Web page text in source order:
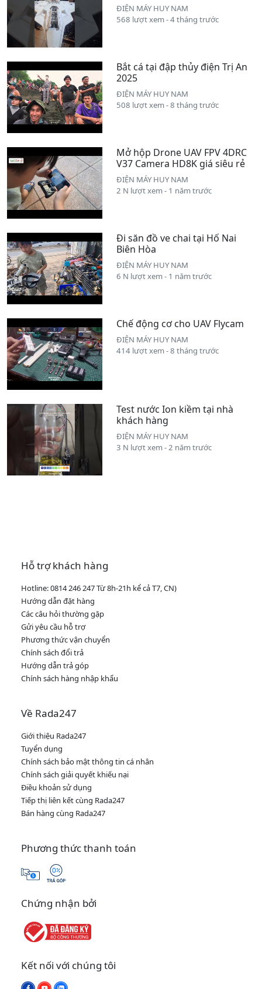
ĐIỆN MÁY HUY NAM
568 lượt xem - 4 tháng trước
Bắt cá tại đập thủy điện Trị An
2025
ĐIỆN MÁY HUY NAM
508 lượt xem - 8 tháng trước
Mở hộp Drone UAV FPV 4DRC
V37 Camera HD8K giá siêu rẻ
ĐIỆN MÁY HUY NAM
2 N lượt xem - 1 năm trước
Đi săn đồ ve chai tại Hố Nai
Biên Hòa
ĐIỆN MÁY HUY NAM
6 N lượt xem - 1 năm trước
Chế động cơ cho UAV Flycam
ĐIỆN MÁY HUY NAM
414 lượt xem - 8 tháng trước
Test nước Ion kiềm tại nhà
khách hàng
ĐIỆN MÁY HUY NAM
3 N lượt xem - 2 năm trước
Hỗ trợ khách hàng
Hotline: 0814 246 247 Từ 8h-21h kể cả T7, CN)
Hướng dẫn đặt hàng
Các câu hỏi thường gặp
Gửi yêu cầu hỗ trợ
Phương thức vận chuyển
Chính sách đổi trả
Hướng dẫn trả góp
Chính sách hàng nhập khẩu
Về Rada247
Giới thiệu Rada247
Tuyển dụng
Chính sách bảo mật thông tin cá nhân
Chính sách giải quyết khiếu nại
Điều khoản sử dụng
Tiếp thị liên kết cùng Rada247
Bán hàng cùng Rada247
Phương thức thanh toán
Chứng nhận bởi
Kết nối với chúng tôi